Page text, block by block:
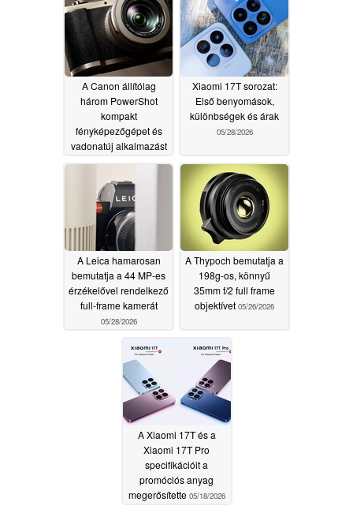
A Canon állítólag
három PowerShot
kompakt
fényképezőgépet és
vadonatúj alkalmazást
06/02/2026
Xiaomi 17T sorozat:
Első benyomások,
különbségek és árak
05/28/2026
A Leica hamarosan
bemutatja a 44 MP-es
érzékelővel rendelkező
full-frame kamerát
05/28/2026
A Thypoch bemutatja a
198g-os, könnyű
35mm f/2 full frame
objektívet 05/26/2026
A Xiaomi 17T és a
Xiaomi 17T Pro
specifikációit a
promóciós anyag
megerősítette 05/18/2026